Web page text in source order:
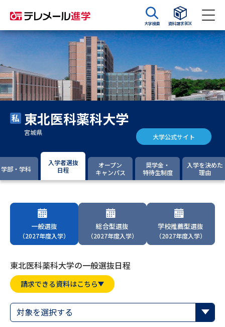
大学検索 資料請求BOX
資料請求 資料検索
大学・短大の資料種類から請求
大学パンフ 学部・学科パンフ
集要項＆願書
大学入学共通テスト利用選抜の
過去問題集
大学・短大以外の資料から請求
専門学校の資料請求 大学院の資料請求
大学入学共通テスト「受験上の
配慮案内」の請求
幼稚園教員資格認定試験
東北医科薬科大学
宮城県 大学公式サイト
学部・学科
入学者選抜
日程
オープン
キャンパス
奨学金・
特待生制度
入学を決めた
理由
一般選抜
（2027年度入学）
総合型選抜
（2027年度入学）
学校推薦型選抜
（2027年度入学）
東北医科薬科大学の一般選抜日程
請求できる資料はこちら
対象を選択する